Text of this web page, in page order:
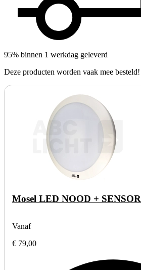
95% binnen 1 werkdag geleverd
Deze producten worden vaak mee besteld!
Mosel LED NOOD + SENSOR
Vanaf
€ 79,00